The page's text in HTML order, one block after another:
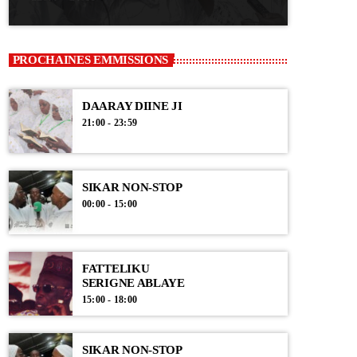
PROCHAINES EMMISSIONS
DAARAY DIINE JI
21:00 - 23:59
SIKAR NON-STOP
00:00 - 15:00
FATTELIKU
SERIGNE ABLAYE
15:00 - 18:00
SIKAR NON-STOP